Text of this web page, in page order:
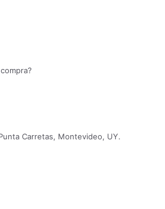
Carretas, Montevideo, UY.